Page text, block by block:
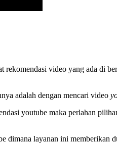
rekomendasi video yang ada di
adalah dengan mencari video
youtube maka perlahan
dimana layanan ini